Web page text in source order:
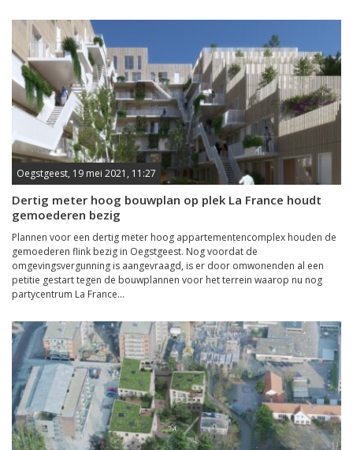
Oegstgeest, 19 mei 2021, 11:27
Dertig meter hoog bouwplan op plek La France houdt
gemoederen bezig
Plannen voor een dertig meter hoog appartementencomplex houden de
gemoederen flink bezig in Oegstgeest. Nog voordat de
omgevingsvergunning is aangevraagd, is er door omwonenden al een
petitie gestart tegen de bouwplannen voor het terrein waarop nu nog
partycentrum La France...